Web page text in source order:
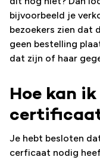
bijvoorbeeld je
bezoekers zien dat
geen bestelling
dat zijn of haar
Hoe kan ik
Je hebt besloten
cerficaat nodig